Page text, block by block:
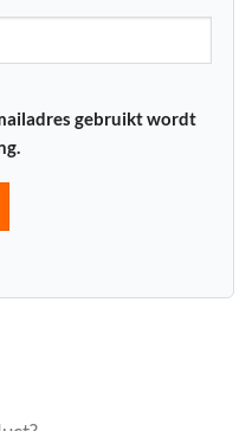
gebruikt wordt